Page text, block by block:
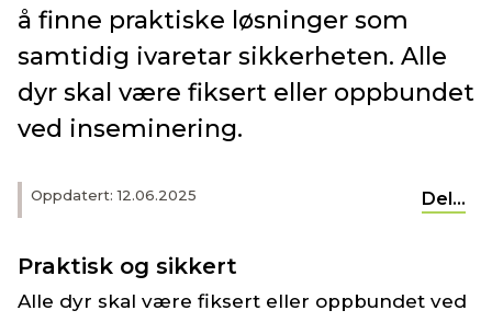
Oppdatert: 12.06.2025 Del...
å finne praktiske løsninger som
samtidig ivaretar sikkerheten. Alle
dyr skal være fiksert eller oppbundet
ved inseminering.
Praktisk og sikkert
Alle dyr skal være fiksert eller oppbundet ved